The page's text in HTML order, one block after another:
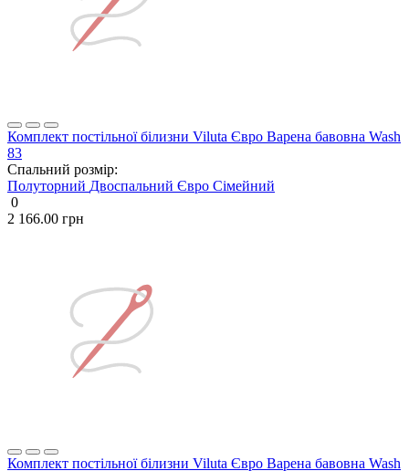
Комплект постільної білизни Viluta Євро Варена бавовна Wash
83
Спальний розмір:
Полуторний Двоспальний Євро Сімейний
0
2 166.00 грн
Комплект постільної білизни Viluta Євро Варена бавовна Wash